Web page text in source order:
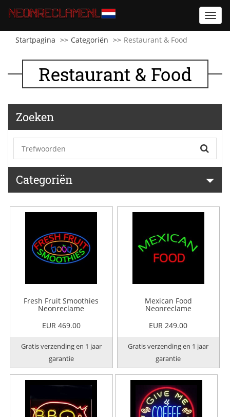
Startpagina
Categoriën Restaurant & Food
Restaurant & Food
Zoeken
Categoriën
Fresh Fruit Smoothies
Neonreclame
EUR 469.00
Gratis verzending en 1 jaar
garantie
Mexican Food
Neonreclame
EUR 249.00
Gratis verzending en 1 jaar
garantie